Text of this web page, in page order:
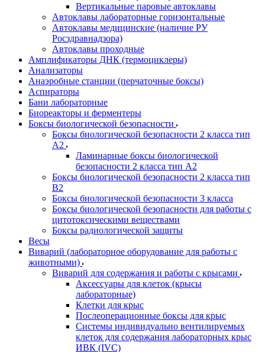
Вертикальные паровые автоклавы
Автоклавы лабораторные горизонтальные
Автоклавы медицинские (наличие РУ
Росздравнадзора)
Автоклавы проходные
Амплификаторы ДНК (термоциклеры)
Анализаторы
Анаэробные станции (перчаточные боксы)
Аспираторы
Бани лабораторные
Биореакторы и ферментеры
Боксы биологической безопасности
Боксы биологической безопасности 2 класса тип
A2
Ламинарные боксы биологической
безопасности 2 класса тип A2
Боксы биологической безопасности 2 класса тип
B2
Боксы биологической безопасности 3 класса
Боксы биологической безопасности для работы с
цитотоксическими веществами
Боксы радиологической защиты
Весы
Виварий (лабораторное оборудование для работы с
животными)
Виварий для содержания и работы с крысами
Аксессуары для клеток (крысы
лабораторные)
Клетки для крыс
Послеоперационные боксы для крыс
Системы индивидуально вентилируемых
клеток для содержания лабораторных крыс
ИВК (IVC)